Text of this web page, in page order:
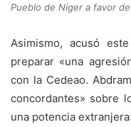
Pueblo de Níger a favor
Asimismo, acusó
preparar «una
con la Cedeao.
concordantes» sobre
una potencia